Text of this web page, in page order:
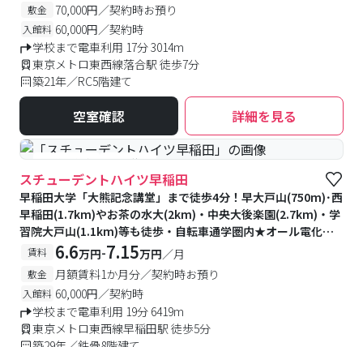
敷金 70,000円／契約時お預り
入館料 60,000円／契約時
学校まで電車利用 17分 3014m
東京メトロ東西線落合駅 徒歩7分
築21年／RC5階建て
空室確認 詳細を見る
#予約受付中 #空室待ち
スチューデントハイツ早稲田
早稲田大学「大熊記念講堂」まで徒歩4分！早大戸山(750m)･西
早稲田(1.7km)やお茶の水大(2km)・中央大後楽園(2.7km)・学
習院大戸山(1.1km)等も徒歩・自転車通学圏内★オール電化・
全室角部屋・7帖以上！フロントオートロック・防犯カメラ・防
犯モニター付きで安心♪物件周辺スーパー・飲食店など学生に
便利なお店が充実☆
賃料 6.6万円-7.15万円／月
敷金 月額賃料1か月分／契約時お預り
入館料 60,000円／契約時
学校まで電車利用 19分 6419m
東京メトロ東西線早稲田駅 徒歩5分